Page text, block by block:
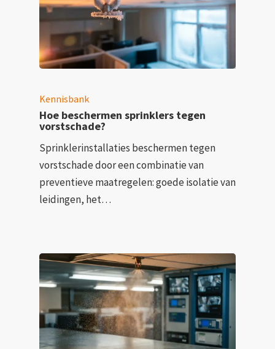
Kennisbank
Hoe beschermen sprinklers tegen
vorstschade?
Sprinklerinstallaties beschermen tegen
vorstschade door een combinatie van
preventieve maatregelen: goede isolatie van
leidingen, het…